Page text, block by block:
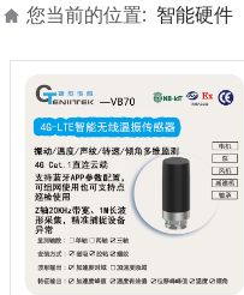
您当前的位置: 智能硬件